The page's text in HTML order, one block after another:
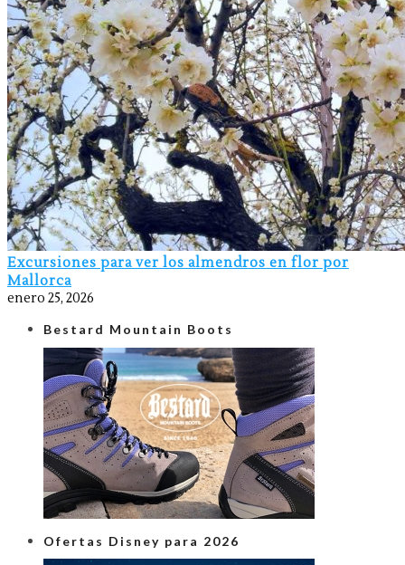
Excursiones para ver los almendros en flor por
Mallorca
enero 25, 2026
Bestard Mountain Boots
Ofertas Disney para 2026